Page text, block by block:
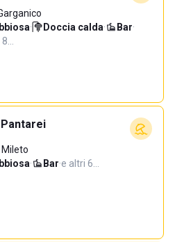
· Doccia calda· Bar·
· Bar·e altri 6…